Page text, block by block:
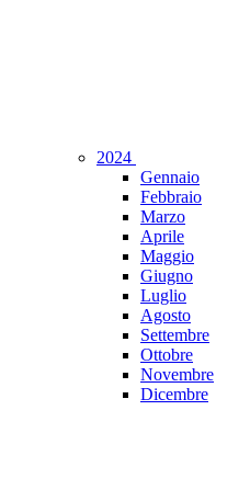
2024
Gennaio
Febbraio
Marzo
Aprile
Maggio
Giugno
Luglio
Agosto
Settembre
Ottobre
Novembre
Dicembre